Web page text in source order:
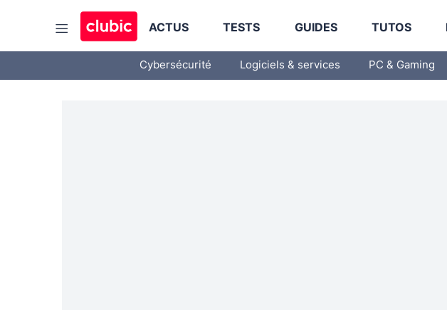
ACTUS TESTS GUIDES TUTOS
Cybersécurité Logiciels & services PC & Gaming